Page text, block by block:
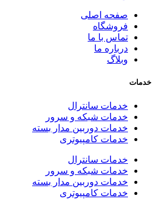
صفحه اصلی
فروشگاه
تماس با ما
درباره ما
وبلاگ
خدمات
خدمات سانترال
خدمات شبکه و سرور
خدمات دوربین مدار بسته
خدمات کامپیوتری
خدمات سانترال
خدمات شبکه و سرور
خدمات دوربین مدار بسته
خدمات کامپیوتری